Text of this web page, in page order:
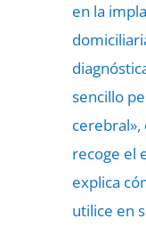
en la
sencillo
cerebral»,
recoge el
explica
utilice en